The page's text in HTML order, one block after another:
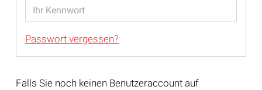
Passwort vergessen?
Falls Sie noch keinen Benutzeraccount auf